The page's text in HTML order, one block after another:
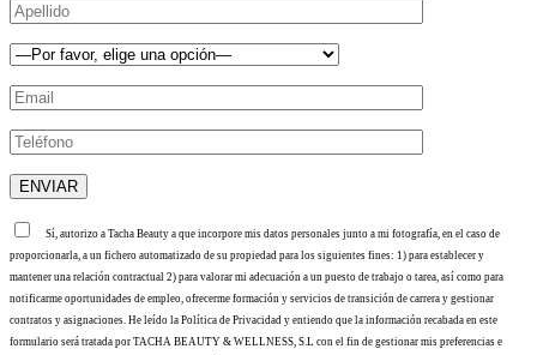
Sí, autorizo a Tacha Beauty a que incorpore mis datos personales junto a mi fotografía, en el caso de
proporcionarla, a un fichero automatizado de su propiedad para los siguientes fines: 1) para establecer y
mantener una relación contractual 2) para valorar mi adecuación a un puesto de trabajo o tarea, así como para
notificarme oportunidades de empleo, ofrecerme formación y servicios de transición de carrera y gestionar
contratos y asignaciones. He leído la Política de Privacidad y entiendo que la información recabada en este
formulario será tratada por TACHA BEAUTY & WELLNESS, S.L con el fin de gestionar mis preferencias e